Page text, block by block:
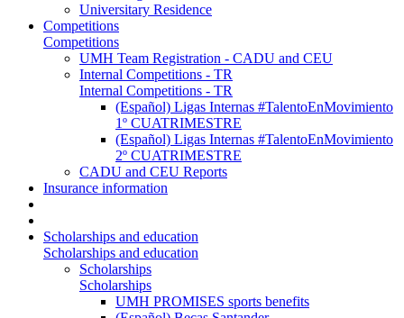
Universitary Residence
Competitions
Competitions
UMH Team Registration - CADU and CEU
Internal Competitions - TR
Internal Competitions - TR
(Español) Ligas Internas #TalentoEnMovimiento
1º CUATRIMESTRE
(Español) Ligas Internas #TalentoEnMovimiento
2º CUATRIMESTRE
CADU and CEU Reports
Insurance information
Scholarships and education
Scholarships and education
Scholarships
Scholarships
UMH PROMISES sports benefits